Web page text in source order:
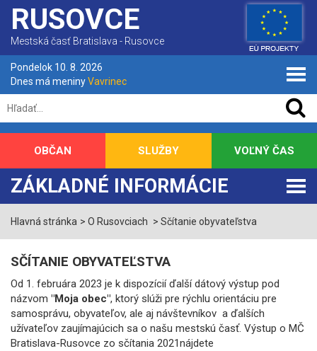
RUSOVCE
Mestská časť Bratislava - Rusovce
Pondelok 10. 8. 2026
Dnes má meninyVavrinec
ZÁKLADNÉ INFORMÁCIE
OBČAN SLUŽBY VOĽNÝ ČAS
Hlavná stránka O Rusovciach Sčítanie obyvateľstva
SČÍTANIE OBYVATEĽSTVA
Od 1. februára 2023 je k dispozícií ďalší dátový výstup pod
názvom "Moja obec", ktorý slúži pre rýchlu orientáciu pre
samosprávu, obyvateľov, ale aj návštevníkov a ďalších
užívateľov zaujímajúcich sa o našu mestskú časť. Výstup o MČ
Bratislava-Rusovce zo sčítania 2021nájdete